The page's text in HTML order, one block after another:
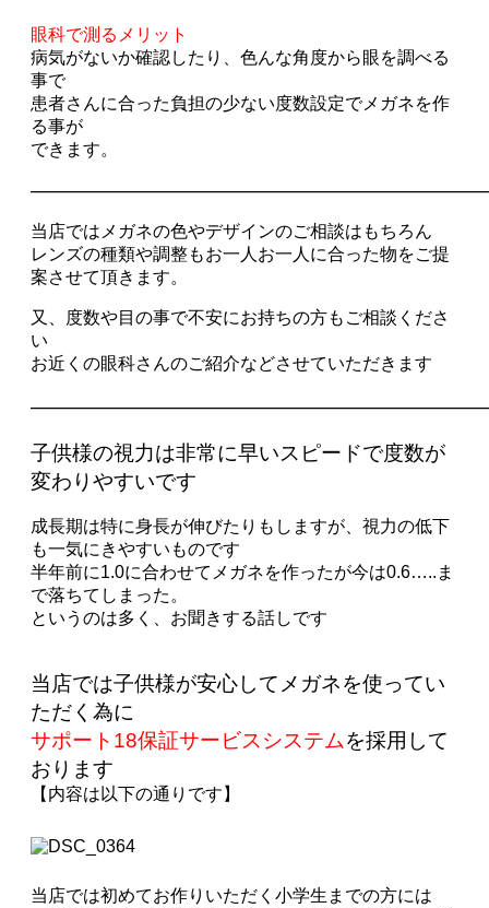
眼科で測るメリット
病気がないか確認したり、色んな角度から眼を調べる
事で
患者さんに合った負担の少ない度数設定でメガネを作
る事が
できます。
当店ではメガネの色やデザインのご相談はもちろん
レンズの種類や調整もお一人お一人に合った物をご提
案させて頂きます。
又、度数や目の事で不安にお持ちの方もご相談くださ
い
お近くの眼科さんのご紹介などさせていただきます
子供様の視力は非常に早いスピードで度数が
変わりやすいです
成長期は特に身長が伸びたりもしますが、視力の低下
も一気にきやすいものです
半年前に1.0に合わせてメガネを作ったが今は0.6…..ま
で落ちてしまった。
というのは多く、お聞きする話しです
当店では子供様が安心してメガネを使ってい
ただく為に
サポート18保証サービスシステムを採用して
おります
【内容は以下の通りです】
当店では初めてお作りいただく小学生までの方には